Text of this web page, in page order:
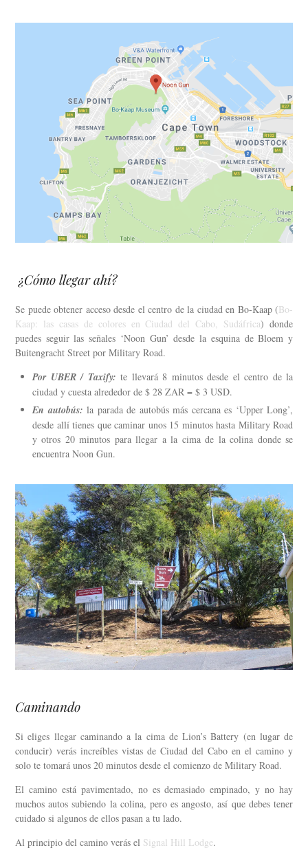
¿Cómo llegar ahí?
Se puede obtener acceso desde el centro de la ciudad en Bo-Kaap (Bo-
Kaap: las casas de colores en Ciudad del Cabo, Sudáfrica) donde
puedes seguir las señales ‘Noon Gun’ desde la esquina de Bloem y
Buitengracht Street por Military Road.
Por UBER / Taxify: te llevará 8 minutos desde el centro de la
ciudad y cuesta alrededor de $ 28 ZAR = $ 3 USD.
En autobús: la parada de autobús más cercana es ‘Upper Long’,
desde allí tienes que caminar unos 15 minutos hasta Military Road
y otros 20 minutos para llegar a la cima de la colina donde se
encuentra Noon Gun.
Caminando
Si eliges llegar caminando a la cima de Lion’s Battery (en lugar de
conducir) verás increíbles vistas de Ciudad del Cabo en el camino y
solo te tomará unos 20 minutos desde el comienzo de Military Road.
El camino está pavimentado, no es demasiado empinado, y no hay
muchos autos subiendo la colina, pero es angosto, así que debes tener
cuidado si algunos de ellos pasan a tu lado.
Al principio del camino verás el Signal Hill Lodge.